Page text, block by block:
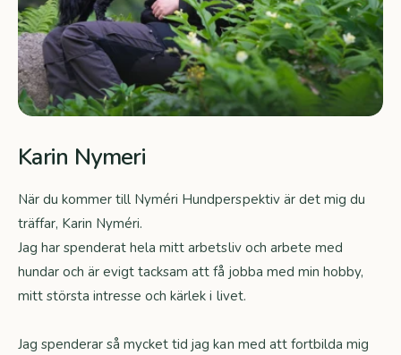
Karin Nymeri
När du kommer till Nyméri Hundperspektiv är det mig du
träffar, Karin Nyméri.
Jag har spenderat hela mitt arbetsliv och arbete med
hundar och är evigt tacksam att få jobba med min hobby,
mitt största intresse och kärlek i livet.
Jag spenderar så mycket tid jag kan med att fortbilda mig